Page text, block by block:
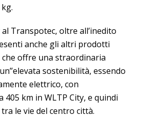
Transpotec, oltre all’inedito
anche gli altri prodotti
che offre una straordinaria
sostenibilità, essendo
elettrico, con
405 km in WLTP City, e quindi
le vie del centro città.